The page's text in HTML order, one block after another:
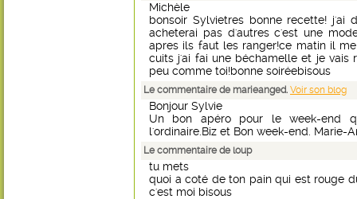
Michèle
bonsoir Sylvietres bonne recette! j'ai
acheterai pas d'autres c'est une
apres ils faut les ranger!ce matin il
cuits j'ai fai une béchamelle et je vais
peu comme toi!bonne soiréebisous
Le commentaire de marieanged. Voir son blog
Bonjour Sylvie
Un bon apéro pour le week-end
l'ordinaire.Biz et Bon week-end. Marie-
Le commentaire de loup
tu mets
quoi a coté de ton pain qui est rouge
c'est moi bisous